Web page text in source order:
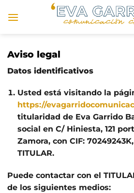
Aviso legal
Datos identificativos
Usted está visitando la
https://
titularidad de Eva Garrido
social en C/ Hiniesta, 121
Zamora, con CIF:
TITULAR.
Puede contactar con el
de los siguientes medios: